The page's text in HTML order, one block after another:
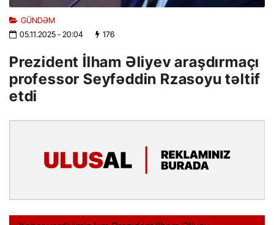
GÜNDƏM
05.11.2025- 20:04 176
Prezident İlham Əliyev araşdırmaçı
professor Seyfəddin Rzasoyu təltif
etdi